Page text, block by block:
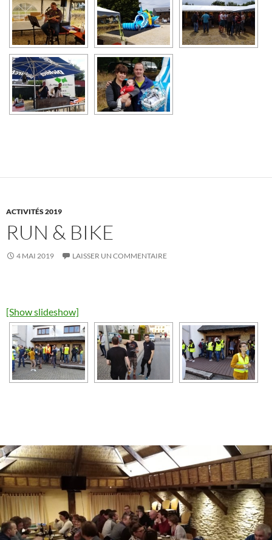
ACTIVITÉS 2019
RUN & BIKE
4 MAI 2019 LAISSER UN COMMENTAIRE
[Show slideshow]